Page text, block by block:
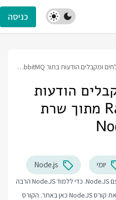
כניסה
איך שולחים ומקבלים הודעות בתור RabbitMQ מתוך שרת Node.JS Express
הודעות
בתור RabbitMQ מתוך שרת
יומי Node.js
פוסט זה מכיל טיפ קצר על עבודה עם Node.JS. כדי ללמוד Node.JS הרבה
את קורס Node.JS
כאן באתר. הקורס